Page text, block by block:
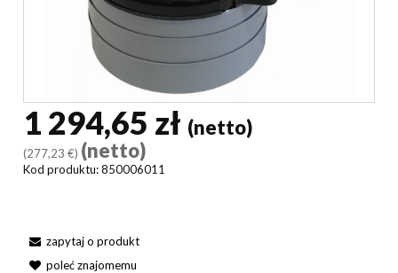
1 294,65 zł (netto)
(277,23 €) (netto)
Kod produktu:850006011
zapytaj o produkt
poleć znajomemu